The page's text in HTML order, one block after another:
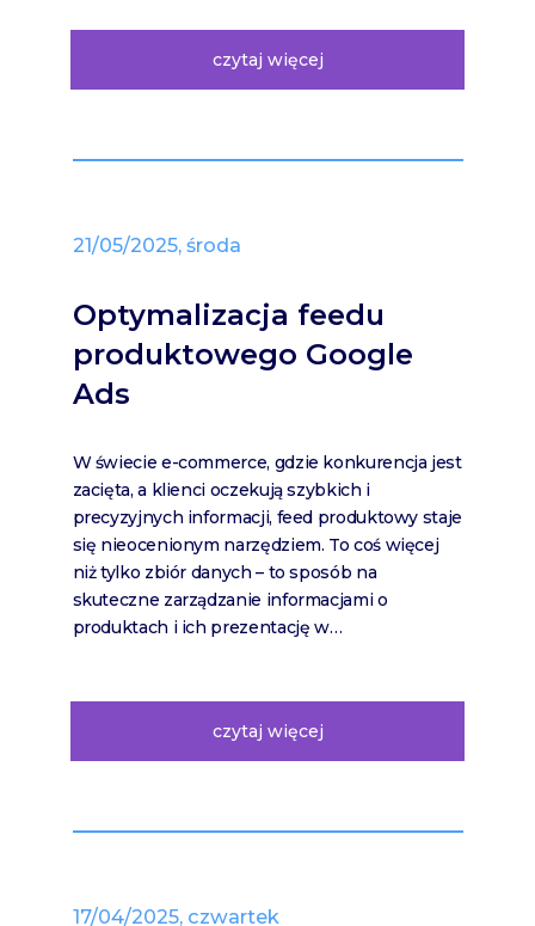
czytaj więcej
21/05/2025, środa
Optymalizacja feedu
produktowego Google
Ads
W świecie e-commerce, gdzie konkurencja jest
zacięta, a klienci oczekują szybkich i
precyzyjnych informacji, feed produktowy staje
się nieocenionym narzędziem. To coś więcej
niż tylko zbiór danych – to sposób na
skuteczne zarządzanie informacjami o
produktach i ich prezentację w…
czytaj więcej
17/04/2025, czwartek